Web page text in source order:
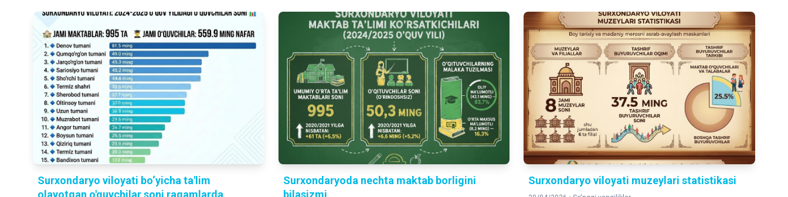
Surxondaryo viloyati bo‘yicha ta'lim
olayotgan o'quvchilar soni raqamlarda
Surxondaryoda nechta maktab borligini
bilasizmi
Surxondaryo viloyati muzeylari statistikasi